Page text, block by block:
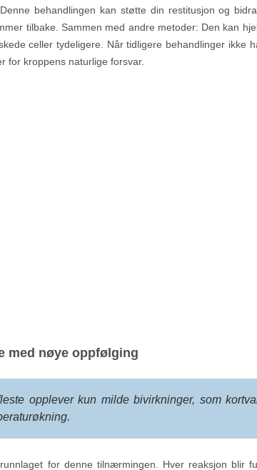
med nøye oppfølging
opplever kun milde bivirkninger, som
for denne tilnærmingen. Hver reaksjon blir